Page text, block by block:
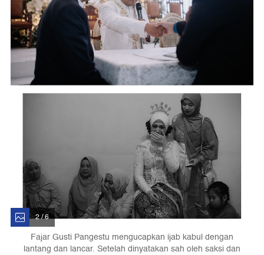
2 / 6
Fajar Gusti Pangestu mengucapkan ijab kabul dengan
lantang dan lancar. Setelah dinyatakan sah oleh saksi dan